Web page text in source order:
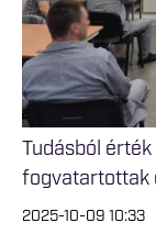
Tudásból
fogvatartottak
2025-10-09 10:33